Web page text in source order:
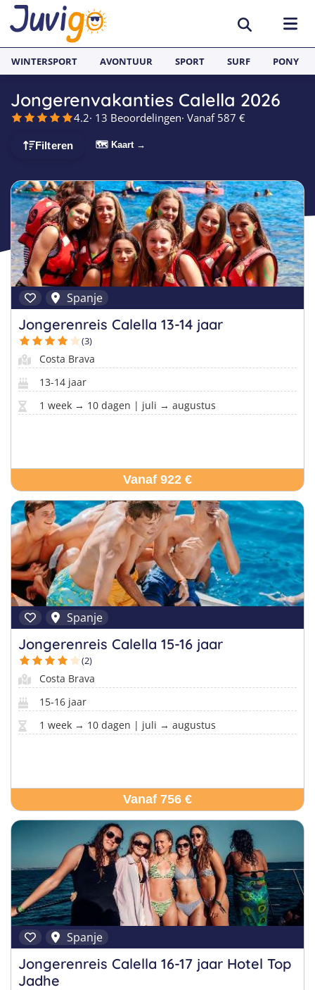
BESTEMMINGEN
België
Duitsland
Zweden
Portugal
Frankrijk
Italië
Malta
Nederland
Buitenland
SURFKAMPEN
Surfkampen Frankrijk
Surfkampen Spanje
Surfkampen Portugal
Surfkampen Nederland
Surfkampen Sri Lanka
Surfkampen Buitenland
Surfkampen 18+
TAALVAKANTIES
Alle Juvigo Taalreizen
Taalvakanties Frans
Taalvakanties Engels
Taalvakanties Spaans
Taalvakanties Nederlands
Taalvakanties Duits
Taalvakanties Italiaans
GROEPSREIZEN
Jongeren
Jongvolwassenen
Volwassenen
WINTERSPORT AVONTUUR SPORT SURF PONY
Jongerenvakanties Calella 2026
4.2· 13 Beoordelingen· Vanaf 587 €
Filteren 🗺 Kaart →
Spanje
Jongerenreis Calella 13-14 jaar
(3)
Costa Brava
13-14 jaar
1 week → 10 dagen | juli → augustus
Vanaf 922 €
Spanje
Jongerenreis Calella 15-16 jaar
(2)
Costa Brava
15-16 jaar
1 week → 10 dagen | juli → augustus
Vanaf 756 €
Spanje
Jongerenreis Calella 16-17 jaar Hotel Top
Jadhe